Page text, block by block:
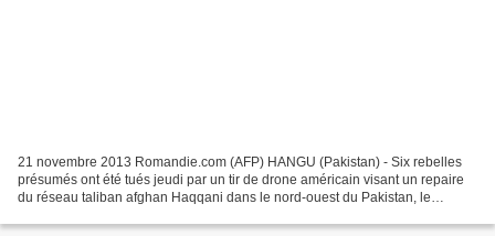
21 novembre 2013 Romandie.com (AFP) HANGU (Pakistan) - Six rebelles
présumés ont été tués jeudi par un tir de drone américain visant un repaire
du réseau taliban afghan Haqqani dans le nord-ouest du Pakistan, le